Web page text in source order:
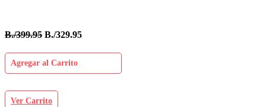
B./399.95 B./329.95
Agregar al Carrito
Ver Carrito